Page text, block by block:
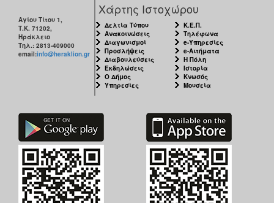
Αγίου Τίτου 1,
Τ.Κ. 71202,
Ηράκλειο
Τηλ.: 2813-409000
email:info@heraklion.gr
Χάρτης Ιστοχώρου
Δελτία Τύπου
Ανακοινώσεις
Διαγωνισμοί
Προσλήψεις
Διαβουλεύσεις
Εκδηλώσεις
Ο Δήμος
Υπηρεσίες
Κ.Ε.Π.
Τηλέφωνα
e-Υπηρεσίες
e-Αιτήματα
Η Πόλη
Ιστορία
Κνωσός
Μουσεία